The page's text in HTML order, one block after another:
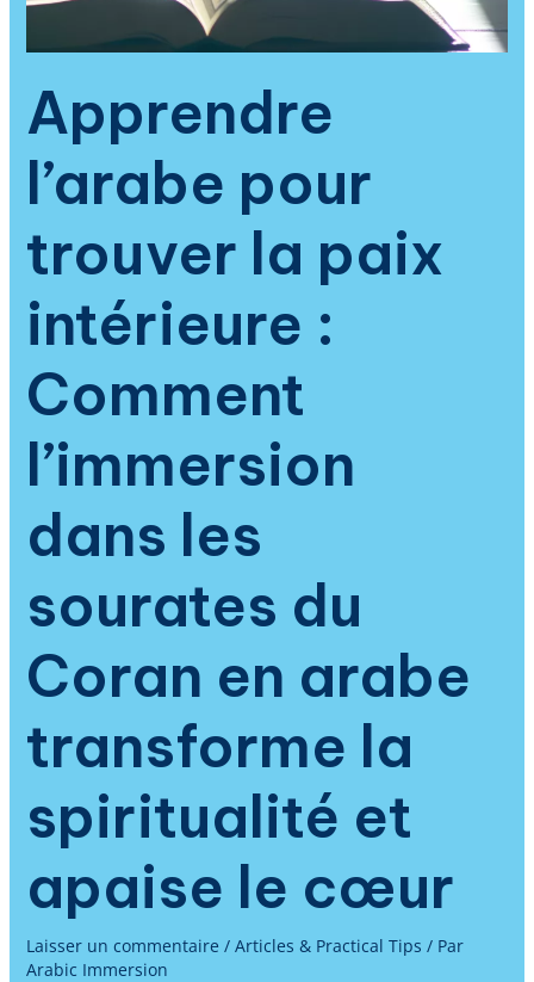
Apprendre
l’arabe pour
trouver la paix
intérieure :
Comment
l’immersion
dans les
sourates du
Coran en arabe
transforme la
spiritualité et
apaise le cœur
Laisser un commentaire / Articles & Practical Tips / Par
Arabic Immersion
transforme
spiritualité
et
apaise